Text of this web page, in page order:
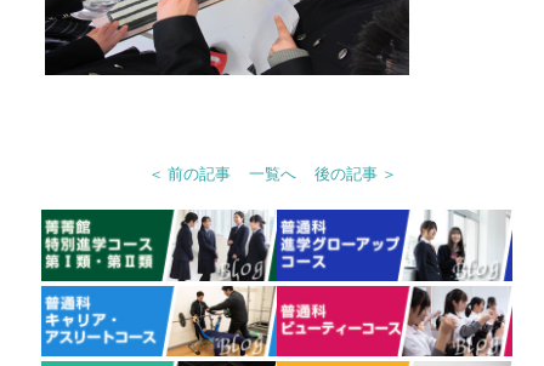
＜ 前の記事 一覧へ 後の記事 ＞